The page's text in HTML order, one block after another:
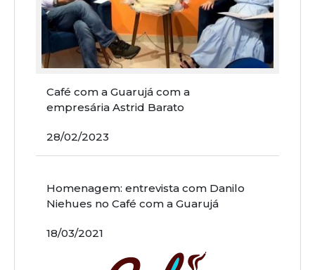
Café com a Guarujá com a
empresária Astrid Barato
28/02/2023
Homenagem: entrevista com Danilo
Niehues no Café com a Guarujá
18/03/2021